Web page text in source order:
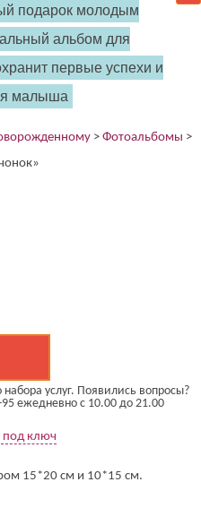
подарок молодым
альбом для
первые успехи и
малыша
> Фотоальбомы >
услуг. Появились вопросы?
ежедневно с 10.00 до 21.00
под ключ
15*20 см и 10*15 см.